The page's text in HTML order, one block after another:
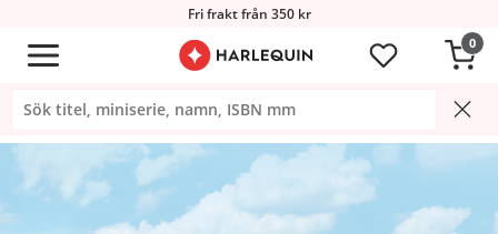
Fri frakt från 350 kr
0